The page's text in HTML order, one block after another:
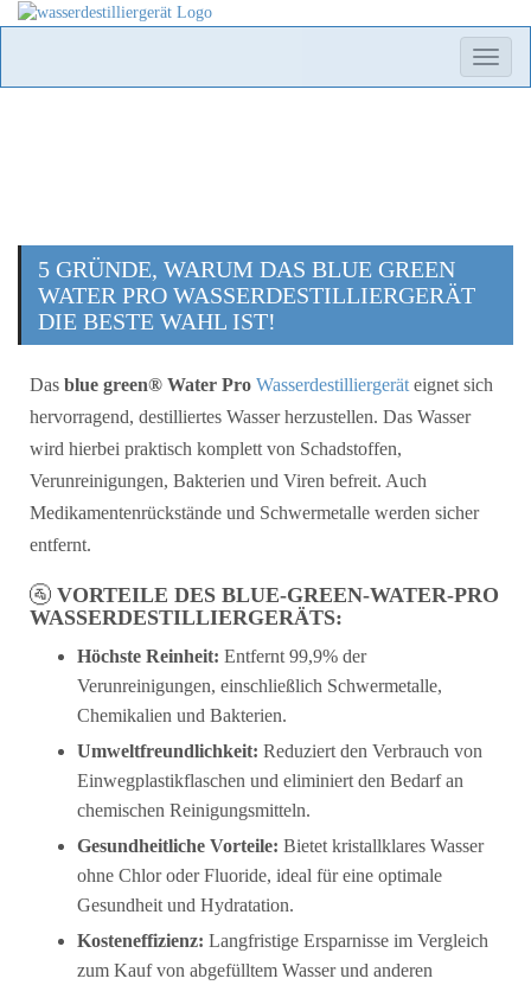
Toggle
5 GRÜNDE, WARUM DAS BLUE GREEN
WATER PRO WASSERDESTILLIERGERÄT
DIE BESTE WAHL IST!
Das blue green® Water Pro Wasserdestilliergerät eignet sich
hervorragend, destilliertes Wasser herzustellen. Das Wasser
wird hierbei praktisch komplett von Schadstoffen,
Verunreinigungen, Bakterien und Viren befreit. Auch
Medikamentenrückstände und Schwermetalle werden sicher
entfernt.
🚰 VORTEILE DES BLUE-GREEN-WATER-PRO
WASSERDESTILLIERGERÄTS:
Höchste Reinheit: Entfernt 99,9% der
Verunreinigungen, einschließlich Schwermetalle,
Chemikalien und Bakterien.
Umweltfreundlichkeit: Reduziert den Verbrauch von
Einwegplastikflaschen und eliminiert den Bedarf an
chemischen Reinigungsmitteln.
Gesundheitliche Vorteile: Bietet kristallklares Wasser
ohne Chlor oder Fluoride, ideal für eine optimale
Gesundheit und Hydratation.
Kosteneffizienz: Langfristige Ersparnisse im Vergleich
zum Kauf von abgefülltem Wasser und anderen